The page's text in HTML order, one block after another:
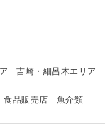
吉崎・細呂木エリア
食品販売店 魚介類